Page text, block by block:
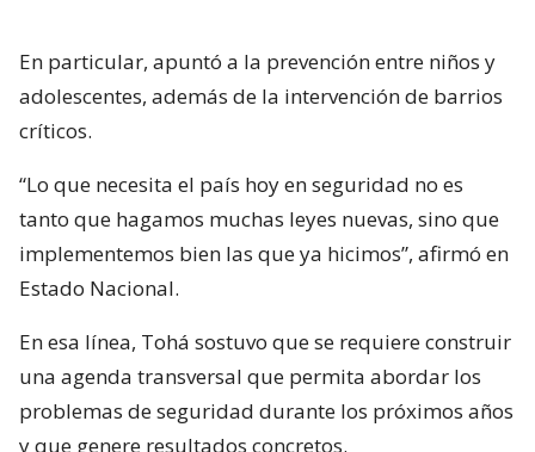
En particular, apuntó a la prevención entre niños y
adolescentes, además de la intervención de barrios
críticos.
“Lo que necesita el país hoy en seguridad no es
tanto que hagamos muchas leyes nuevas, sino que
implementemos bien las que ya hicimos”, afirmó en
Estado Nacional.
En esa línea, Tohá sostuvo que se requiere construir
una agenda transversal que permita abordar los
problemas de seguridad durante los próximos años
y que genere resultados concretos.